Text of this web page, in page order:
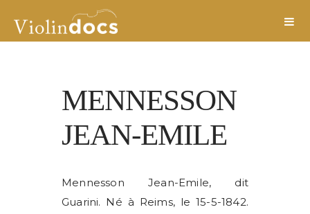
MENNESSON
JEAN-EMILE
Mennesson Jean-Emile, dit
Guarini. Né à Reims, le 15-5-1842.